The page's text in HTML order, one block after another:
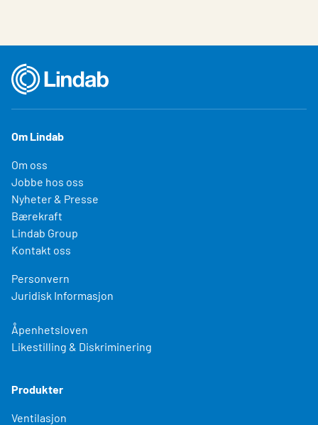
Om Lindab
Om oss
Jobbe hos oss
Nyheter & Presse
Bærekraft
Lindab Group
Kontakt oss
Personvern
Juridisk Informasjon
Åpenhetsloven
Likestilling & Diskriminering
Produkter
Ventilasjon